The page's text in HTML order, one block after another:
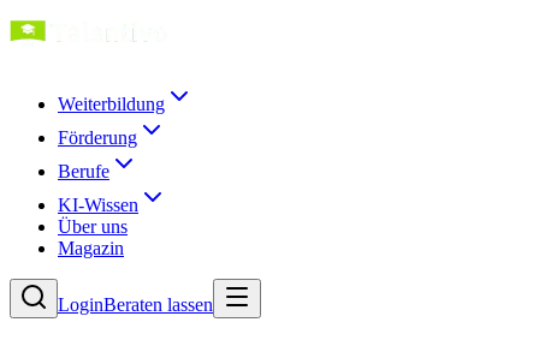
Weiterbildung
Förderung
Berufe
KI-Wissen
Über uns
Magazin
LoginBeraten lassen